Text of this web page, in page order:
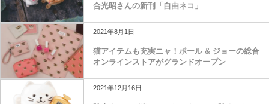
合光昭さんの新刊「自由ネコ」
2021年8月1日
猫アイテムも充実ニャ！ポール & ジョーの総合
オンラインストアがグランドオープン
2021年12月16日